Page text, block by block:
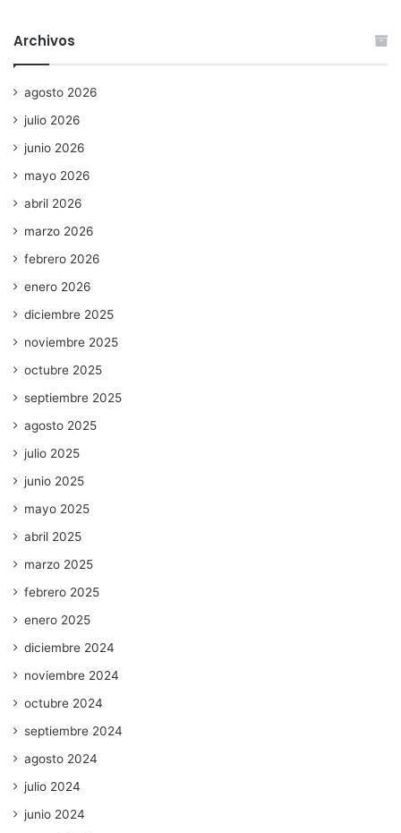
Archivos
agosto 2026
julio 2026
junio 2026
mayo 2026
abril 2026
marzo 2026
febrero 2026
enero 2026
diciembre 2025
noviembre 2025
octubre 2025
septiembre 2025
agosto 2025
julio 2025
junio 2025
mayo 2025
abril 2025
marzo 2025
febrero 2025
enero 2025
diciembre 2024
noviembre 2024
octubre 2024
septiembre 2024
agosto 2024
julio 2024
junio 2024